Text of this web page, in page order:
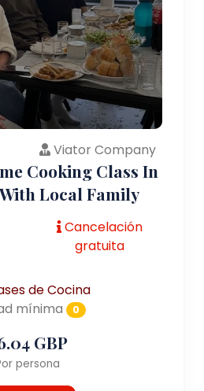
Viator Company
Cooking Class In
Local Family
Cancelación
gratuita
de Cocina
mínima
0
GBP
persona